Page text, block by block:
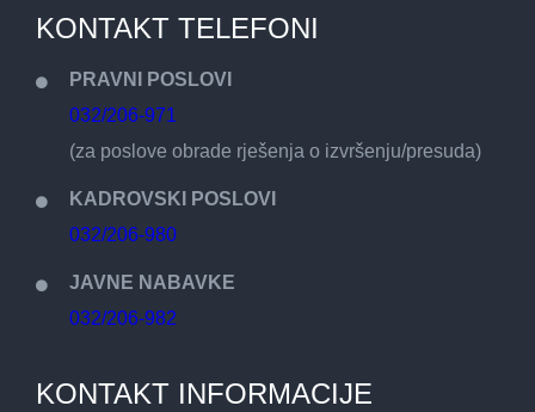
KONTAKT TELEFONI
PRAVNI POSLOVI
032/206-971
(za poslove obrade rješenja o izvršenju/presuda)
KADROVSKI POSLOVI
032/206-980
JAVNE NABAVKE
032/206-982
KONTAKT INFORMACIJE